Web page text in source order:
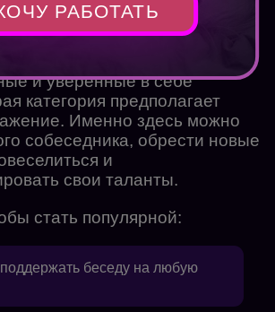
никаких ограничений для
чаще всего происходит в
блок выбирают
и уверенные в себе
категория предполагает
Именно здесь можно
собеседника, обрести новые
и
свои таланты.
стать популярной:
беседу на любую
РАБОТАТЬ